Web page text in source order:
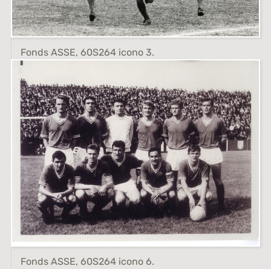
Fonds ASSE, 60S264 icono 3.
Fonds ASSE, 60S264 icono 6.